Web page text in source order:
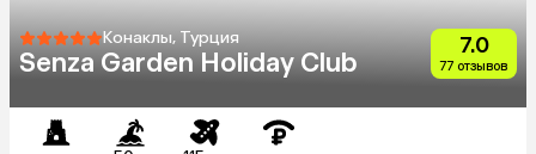
Конаклы, Турция
Senza Garden Holiday Club
7.0
77 отзывов